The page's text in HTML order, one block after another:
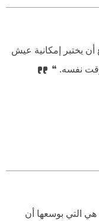
يختبر إمكانية عيش
نفسه. ❝
التي بوسعها أن